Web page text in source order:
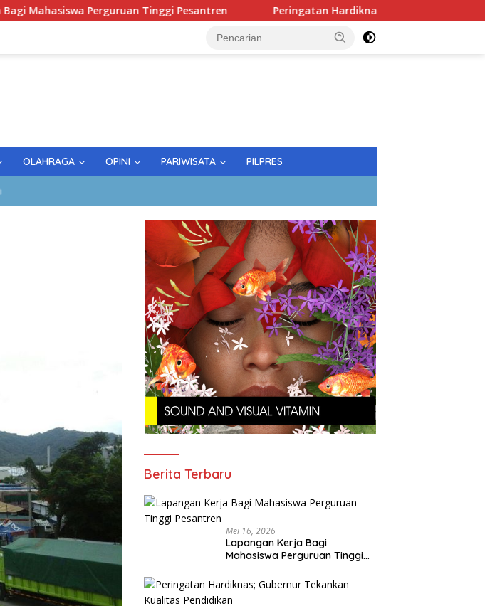
Perguruan Tinggi Pesantren Peringatan Hardiknas; Gubernur Tekankan Kualitas
OLAHRAGA OPINI PARIWISATA PILPRES
Berita Terbaru
Mei 16, 2026
Lapangan Kerja Bagi
Mahasiswa Perguruan Tinggi